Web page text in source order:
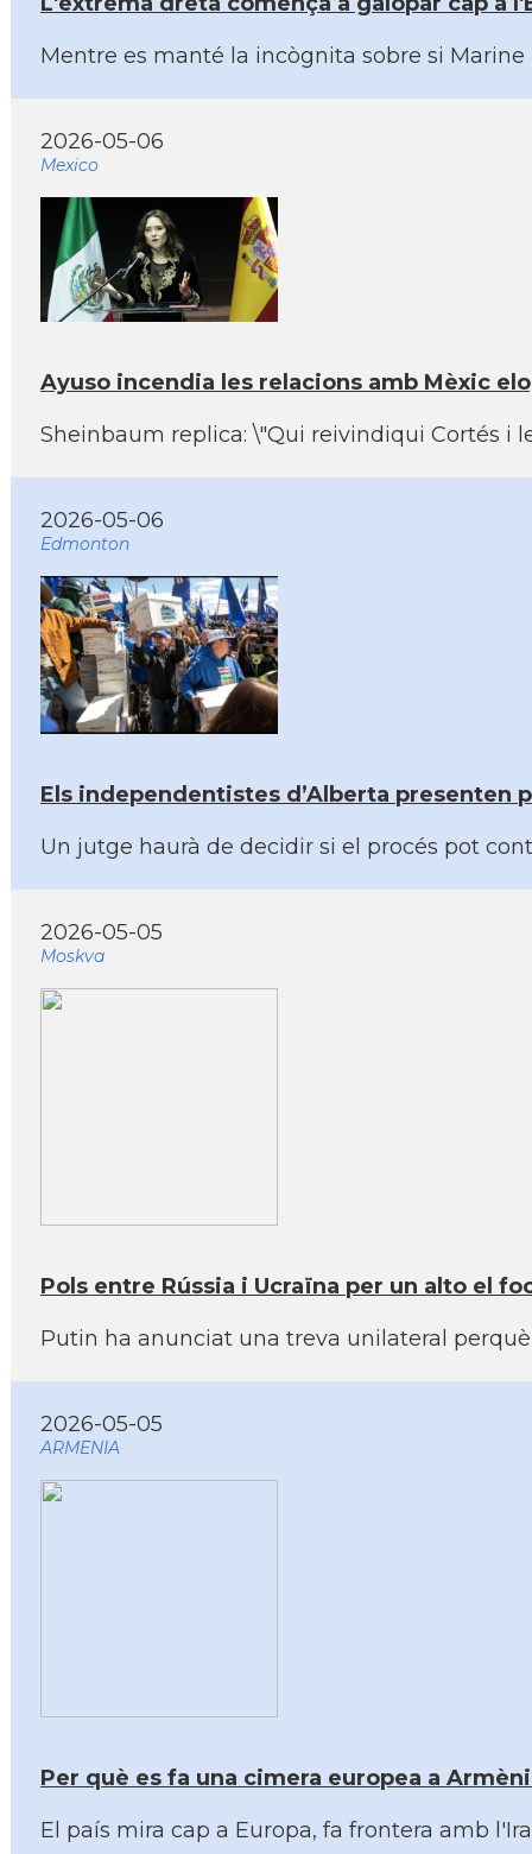
Mentre es manté la incògnita sobre si
2026-05-06
Mexico
Ayuso incendia les relacions amb Mèxic
Sheinbaum replica: \"Qui reivindiqui Cortés i
2026-05-06
Edmonton
Els independentistes d’Alberta
Un jutge haurà de decidir si el procés pot
2026-05-05
Moskva
Pols entre Rússia i Ucraïna per un alto el
Putin ha anunciat una treva unilateral
2026-05-05
ARMENIA
Per què es fa una cimera europea a
El país mira cap a Europa, fa frontera amb